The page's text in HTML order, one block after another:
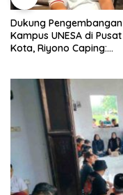
Dukung Pengembangan
Kampus UNESA di Pusat
Kota, Riyono Caping: